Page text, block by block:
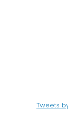
Tweets by